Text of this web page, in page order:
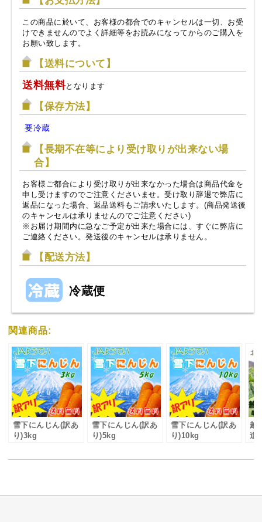
この商品に於いて、お客様の都合でのキャンセルは一切、お受
けできませんのでよく詳細等をお読みになってからのご購入を
お願い致します。
【送料について】
送料無料となります
【保存方法】
要冷蔵
【長期不在等により受け取りが出来ない場
合】
お客様ご都合により受け取りが出来なかった場合は商品代金を
申し受けますのでご注意くださいませ。受け取り辞退で弊店に
返品になった場合、返品送料もご請求いたします。(商品発送後
のキャンセルは承りませんのでご注意ください)
※お届け期間内に急なご予定が出来た場合には、すぐに弊店に
ご連絡ください。発送後のキャンセルは承りません。
【配送方法】
冷蔵便
関連商品:
雪下にんじん(訳あ
り)3kg
雪下にんじん(訳あ
り)5kg
雪下にんじん(訳あ
り)10kg
越
道